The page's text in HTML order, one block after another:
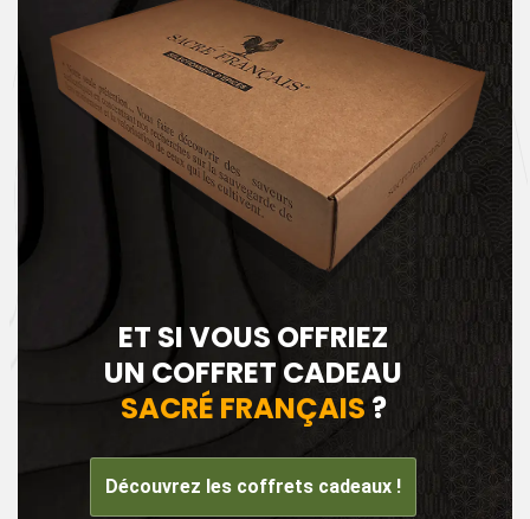
ET SI VOUS OFFRIEZ
UN COFFRET CADEAU
SACRÉ FRANÇAIS ?
Découvrez les coffrets cadeaux !